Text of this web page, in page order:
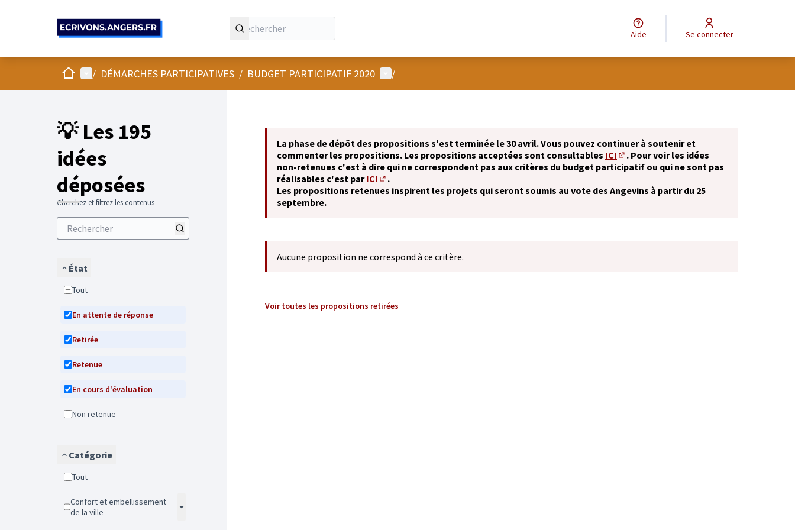
Aide Se connecter
AccueilMenu principal
/ DÉMARCHES PARTICIPATIVES / BUDGET PARTICIPATIF 2020 Menu utilisateur
/
💡 Les 195
idées
déposées
Cherchez et filtrez les contenus
État
Tout
En attente de réponse
Retirée
Retenue
En cours d'évaluation
Non retenue
Catégorie
Tout
Confort et embellissement
de la ville
La phase de dépôt des propositions s'est terminée le 30 avril. Vous pouvez continuer à soutenir et
commenter les propositions. Les propositions acceptées sont consultables ICI
(S'ouvre dans un nouvel onglet)
. Pour voir les idées
non-retenues c'est à dire qui ne correspondent pas aux critères du budget participatif ou qui ne sont pas
réalisables c'est parICI
(S'ouvre dans un nouvel onglet)
.
Les propositions retenues inspirent les projets qui seront soumis au vote des Angevins à partir du 25
septembre.
Aucune proposition ne correspond à ce critère.
Voir toutes les propositions retirées